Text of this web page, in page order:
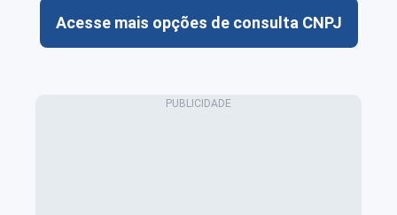
Acesse mais opções de consulta CNPJ